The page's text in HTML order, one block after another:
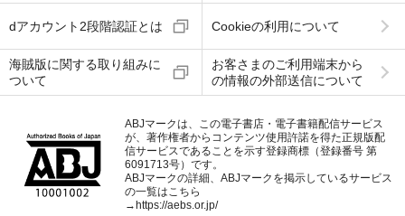
dアカウント2段階認証とは Cookieの利用について
海賊版に関する取り組みに
ついて
お客さまのご利用端末から
の情報の外部送信について
ABJマークは、この電子書店・電子書籍配信サービス
が、著作権者からコンテンツ使用許諾を得た正規版配
信サービスであることを示す登録商標（登録番号 第
6091713号）です。
ABJマークの詳細、ABJマークを掲示しているサービス
の一覧はこちら
→ https://aebs.or.jp/